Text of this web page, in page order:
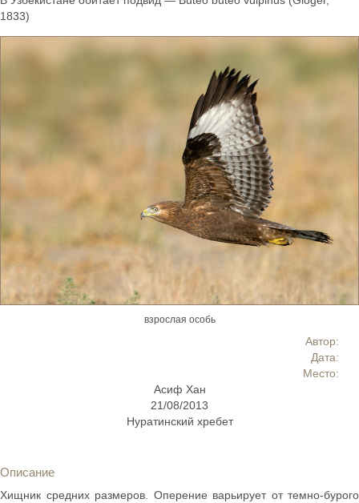
1833)
Автор:
Дата:
Место:
Асиф Хан
21/08/2013
Нуратинский хребет
взрослая особь
Описание
Хищник средних размеров. Оперение варьирует от темно-бурого